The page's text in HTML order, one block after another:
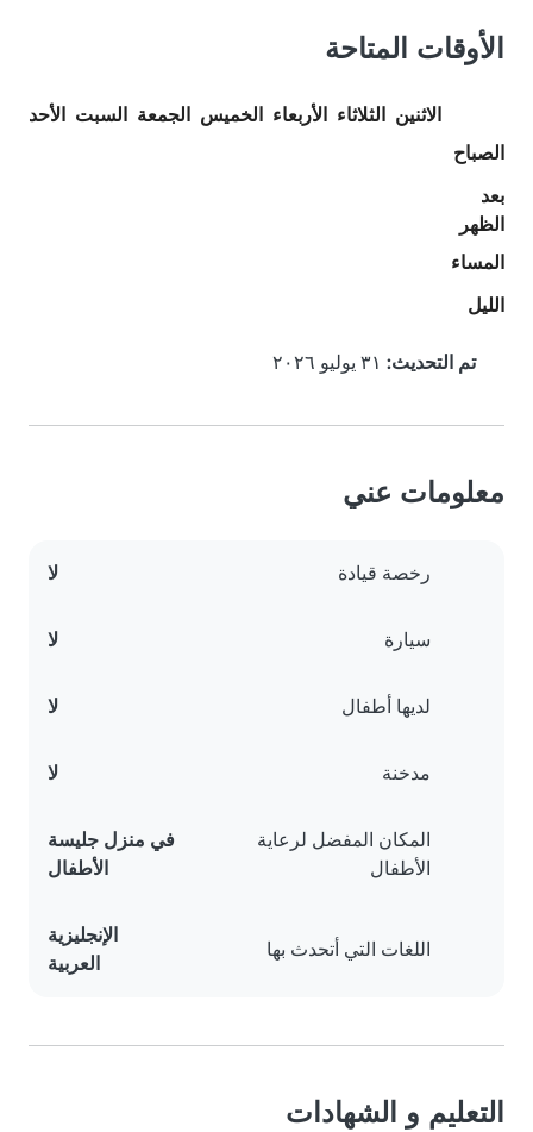
الأوقات المتاحة
الاثنين الثلاثاء الأربعاء الخميس الجمعة السبت
الأحد
الصباح
بعد
الظهر
المساء
الليل
تم التحديث:
معلومات عني
رخصة قيادة لا
سيارة لا
لديها أطفال لا
مدخنة لا
المكان المفضل لرعاية
الأطفال
في منزل جليسة
الأطفال
اللغات التي أتحدث بها
الإنجليزية
العربية
التعليم و الشهادات